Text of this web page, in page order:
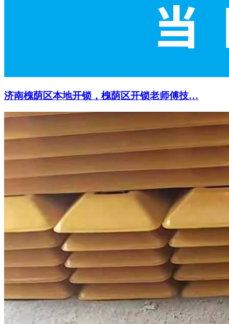
济南槐荫区本地开锁，槐荫区开锁老师傅技…